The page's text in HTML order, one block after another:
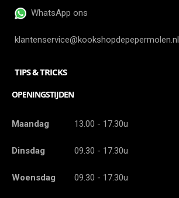
WhatsApp ons
klantenservice@kookshopdepepermolen.nl
TIPS & TRICKS
OPENINGSTIJDEN
Maandag 13.00 - 17.30u
Dinsdag 09.30 - 17.30u
Woensdag 09.30 - 17.30u